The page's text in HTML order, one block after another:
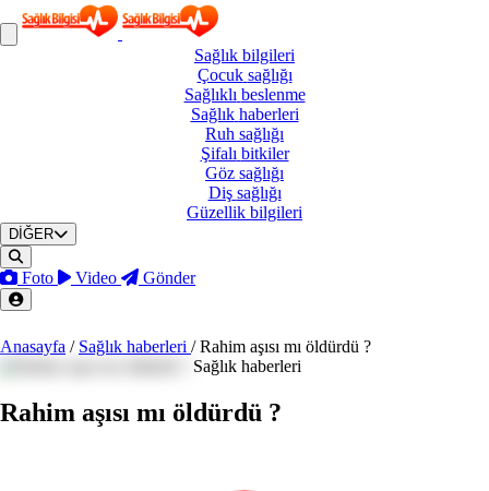
Sağlık bilgileri
Çocuk sağlığı
Sağlıklı beslenme
Sağlık haberleri
Ruh sağlığı
Şifalı bitkiler
Göz sağlığı
Diş sağlığı
Güzellik bilgileri
DİĞER
Foto Video Gönder
Anasayfa / Sağlık haberleri / Rahim aşısı mı öldürdü ?
Sağlık haberleri
Rahim aşısı mı öldürdü ?